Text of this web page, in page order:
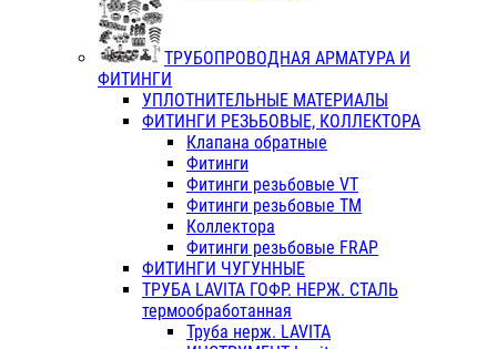
ТРУБОПРОВОДНАЯ АРМАТУРА И
ФИТИНГИ
УПЛОТНИТЕЛЬНЫЕ МАТЕРИАЛЫ
ФИТИНГИ РЕЗЬБОВЫЕ, КОЛЛЕКТОРА
Клапана обратные
Фитинги
Фитинги резьбовые VT
Фитинги резьбовые ТМ
Коллектора
Фитинги резьбовые FRAP
ФИТИНГИ ЧУГУННЫЕ
ТРУБА LAVITA ГОФР. НЕРЖ. СТАЛЬ
термообработанная
Труба нерж. LAVITA